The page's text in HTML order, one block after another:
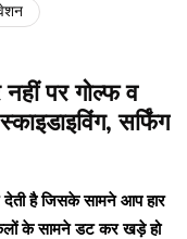
पर गोल्फ व
सर्फिंग
है जिसके सामने आप हार
के सामने डट कर खड़े हो